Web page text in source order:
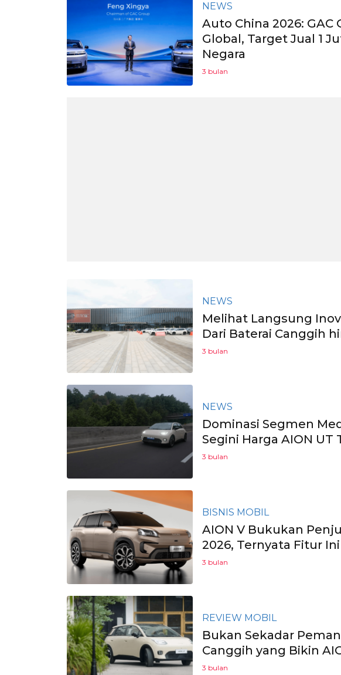
NEWS
Auto China 2026:
Global, Target Jual 1
Negara
3 bulan
NEWS
Melihat Langsung
Dari Baterai Canggih
3 bulan
NEWS
Dominasi Segmen
Segini Harga AION UT
3 bulan
BISNIS MOBIL
AION V Bukukan
2026, Ternyata Fitur
3 bulan
REVIEW MOBIL
Bukan Sekadar
Canggih yang Bikin
3 bulan